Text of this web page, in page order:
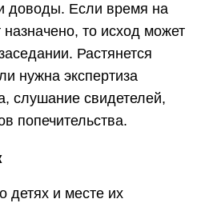
доводы. Если время на
то исход может
Растянется
нужна экспертиза
слушание свидетелей,
попечительства.
детях и месте их